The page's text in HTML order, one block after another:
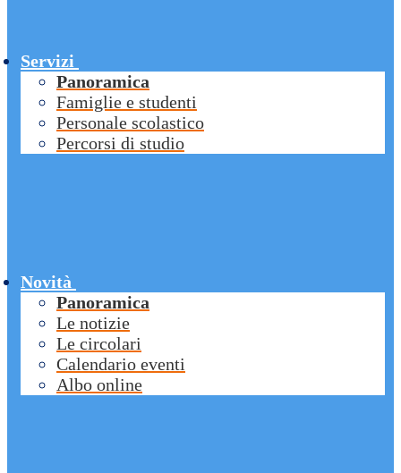
Servizi
Panoramica
Famiglie e studenti
Personale scolastico
Percorsi di studio
Novità
Panoramica
Le notizie
Le circolari
Calendario eventi
Albo online